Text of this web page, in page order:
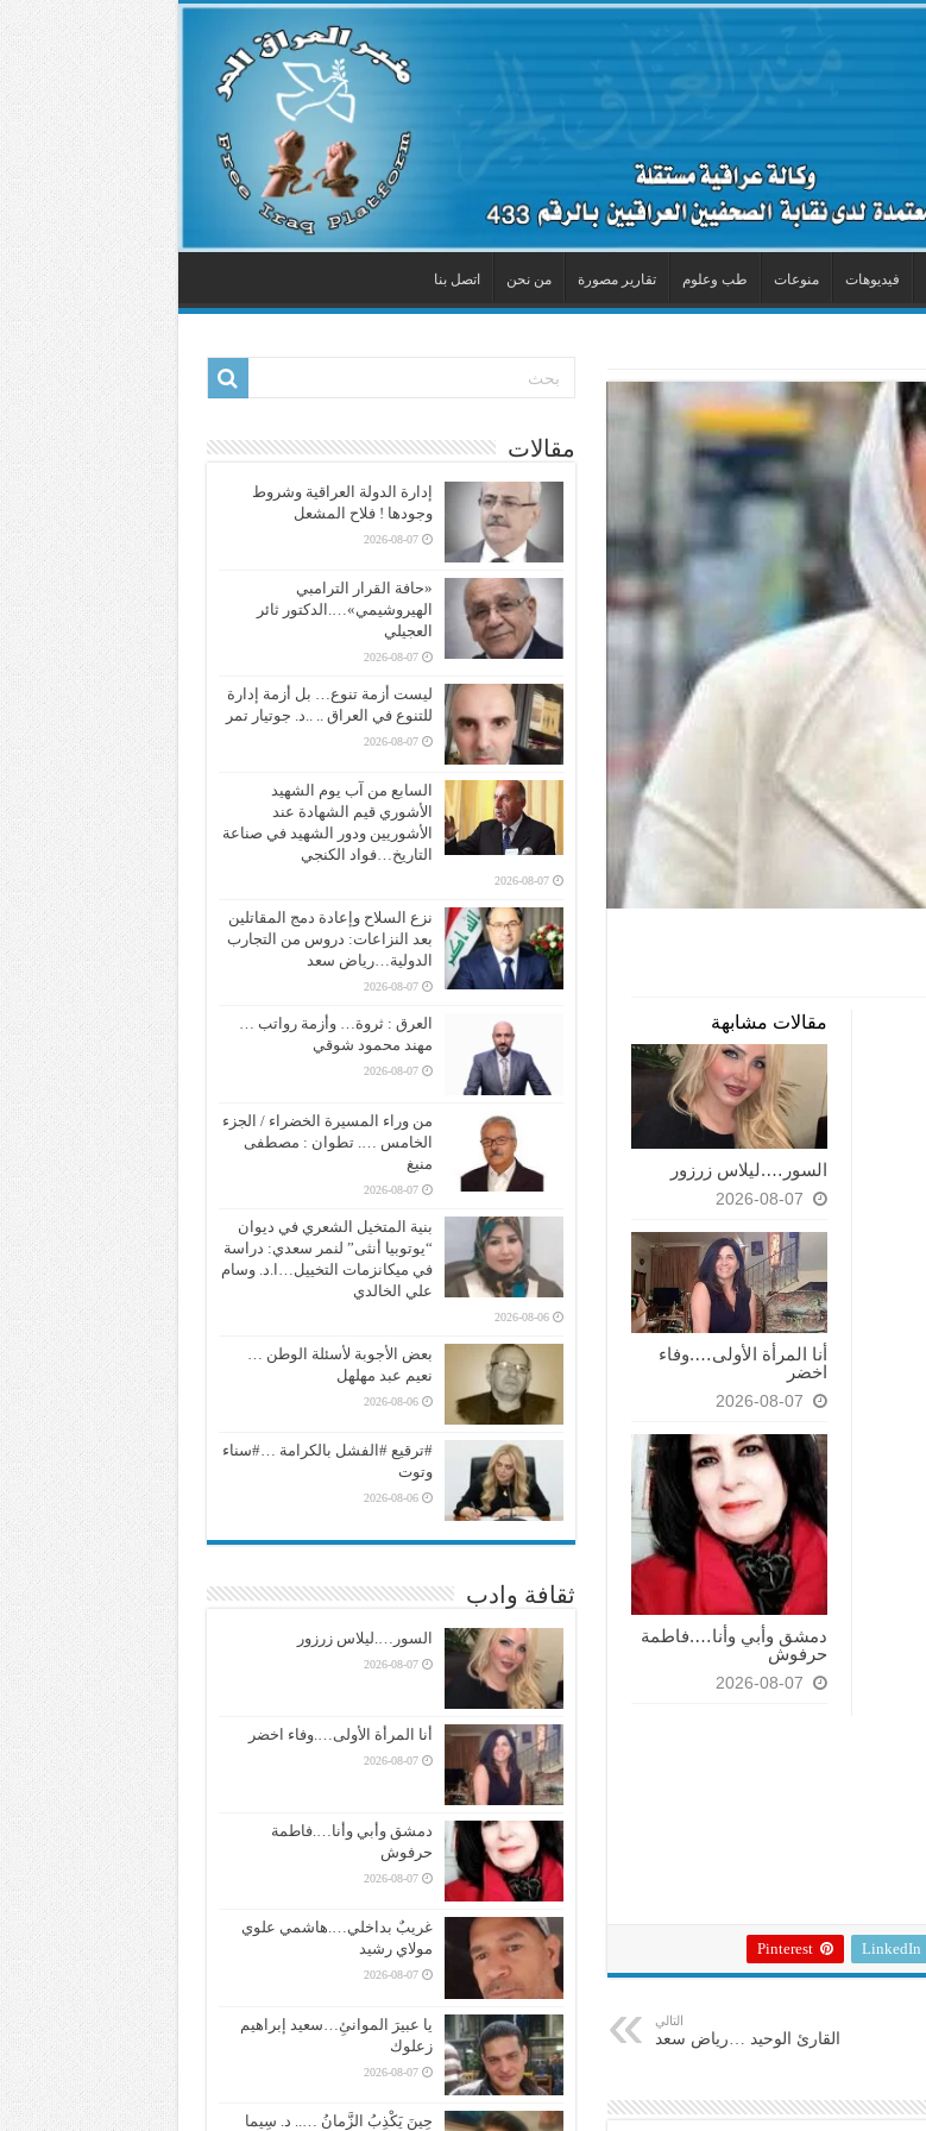
فيديوهات منوعات طب وعلوم تقارير مصورة من نحن اتصل بنا
مقالات مشابهة
السور….ليلاس زرزور
2026-08-07
أنا المرأة الأولى….وفاء
اخضر
2026-08-07
دمشق وأبي وأنا….فاطمة
حرفوش
2026-08-07
LinkedIn
Pinterest
التالي
القارئ الوحيد …رياض سعد
مقالات
إدارة الدولة العراقية وشروط
وجودها ! فلاح المشعل
2026-08-07
«حافة القرار الترامبي
الهيروشيمي»….الدكتور ثائر
العجيلي
2026-08-07
ليست أزمة تنوع… بل أزمة إدارة
للتنوع في العراق .. ..د. جوتيار تمر
2026-08-07
السابع من آب يوم الشهيد
الأشوري قيم الشهادة عند
الأشوريين ودور الشهيد في صناعة
التاريخ…فواد الكنجي
2026-08-07
نزع السلاح وإعادة دمج المقاتلين
بعد النزاعات: دروس من التجارب
الدولية…رياض سعد
2026-08-07
العرق : ثروة… وأزمة رواتب …
مهند محمود شوقي
2026-08-07
من وراء المسيرة الخضراء / الجزء
الخامس …. تطوان : مصطفى
منيغ
2026-08-07
بنية المتخيل الشعري في ديوان
“يوتوبيا أنثى” لنمر سعدي: دراسة
في ميكانزمات التخييل…ا.د. وسام
علي الخالدي
2026-08-06
بعض الأجوبة لأسئلة الوطن …
نعيم عبد مهلهل
2026-08-06
#ترقيع #الفشل بالكرامة …#سناء
وتوت
2026-08-06
ثقافة وادب
السور….ليلاس زرزور
2026-08-07
أنا المرأة الأولى….وفاء اخضر
2026-08-07
دمشق وأبي وأنا….فاطمة
حرفوش
2026-08-07
غريبٌ بداخلي….هاشمي علوي
مولاي رشيد
2026-08-07
يا عبيرَ الموانئِ…سعيد إبراهيم
زعلوك
2026-08-07
حِينَ يَكْذِبُ الزَّمانُ ….. د. سِيما